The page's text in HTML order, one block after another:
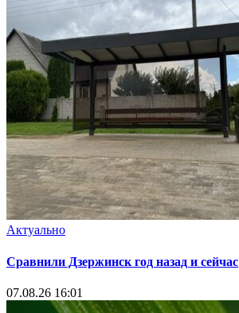
Актуально
Сравнили Дзержинск год назад и сейчас
07.08.26 16:01